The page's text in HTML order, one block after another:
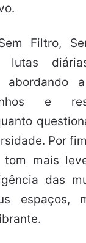
Filtro,
lutas
abordando
e
Por
tom mais
das
espaços,